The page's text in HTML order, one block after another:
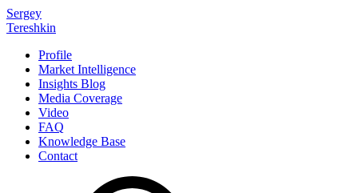
Sergey
Tereshkin
Profile
Market Intelligence
Insights Blog
Media Coverage
Video
FAQ
Knowledge Base
Contact